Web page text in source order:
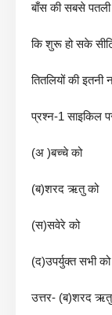
बाँस की सबसे
कि शुरू हो सके
तितलियों की इतनी
प्रश्न-1 साइकिल
(अ )बच्चे को
(ब)शरद ऋतु को
(स)सवेरे को
(द)उपर्युक्त सभी को
उत्तर- (ब)शरद